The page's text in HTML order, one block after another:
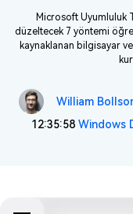
Microsoft Uyumluluk
düzeltecek 7 yöntemi
kaynaklanan bilgisayar
William
12:35:58 Windows